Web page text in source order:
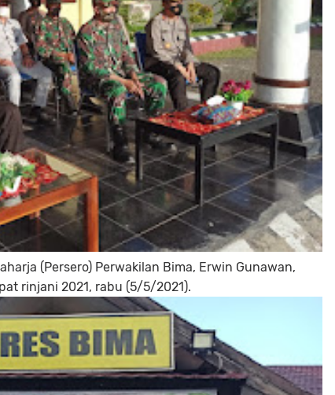
(Persero) Perwakilan Bima, Erwin Gunawan,
rinjani 2021, rabu (5/5/2021).